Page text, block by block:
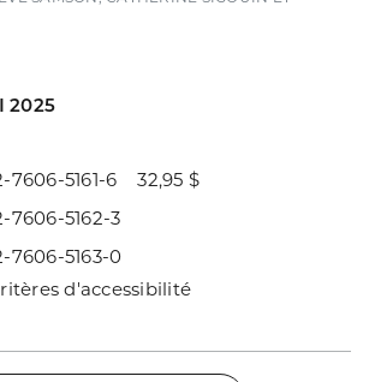
2025
7606-5161-6 32,95 $
7606-5162-3
7606-5163-0
d'accessibilité